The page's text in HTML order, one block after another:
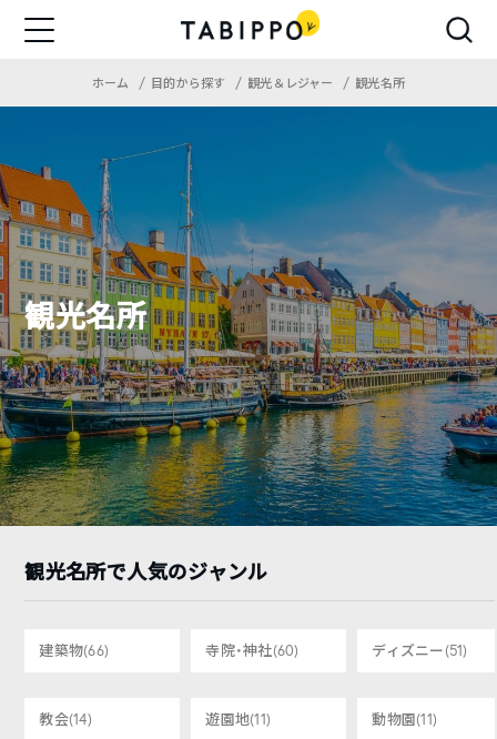
ホーム 目的から探す 観光＆レジャー 観光名所
観光名所
観光名所で人気のジャンル
建築物(66) 寺院・神社(60) ディズニー(51)
教会(14) 遊園地(11) 動物園(11)